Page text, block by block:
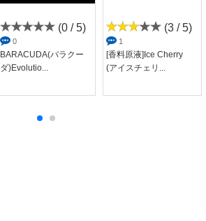
(0 / 5)
0
BARACUDA(バラクー
ダ)Evolutio...
(3 / 5)
1
[香料原液]Ice Cherry
(アイスチェリ...